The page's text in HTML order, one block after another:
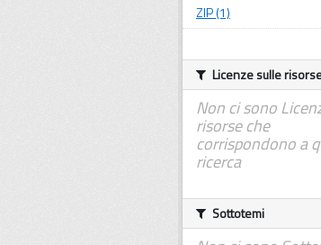
ZIP (1)
Licenze sulle
Non ci sono
risorse che
corrispondono a
ricerca
Sottotemi